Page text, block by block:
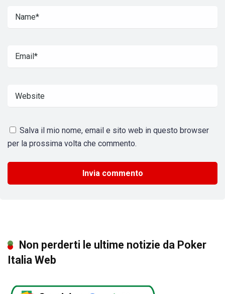
Salva il mio nome, email e sito web in questo browser
per la prossima volta che commento.
Non perderti le ultime notizie da Poker
Italia Web